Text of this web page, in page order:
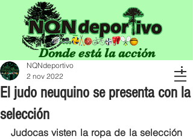
Donde está la acción
El judo neuquino se presenta con la
selección
NQNdeportivo
2 nov 2022
Judocas visten la ropa de la selección